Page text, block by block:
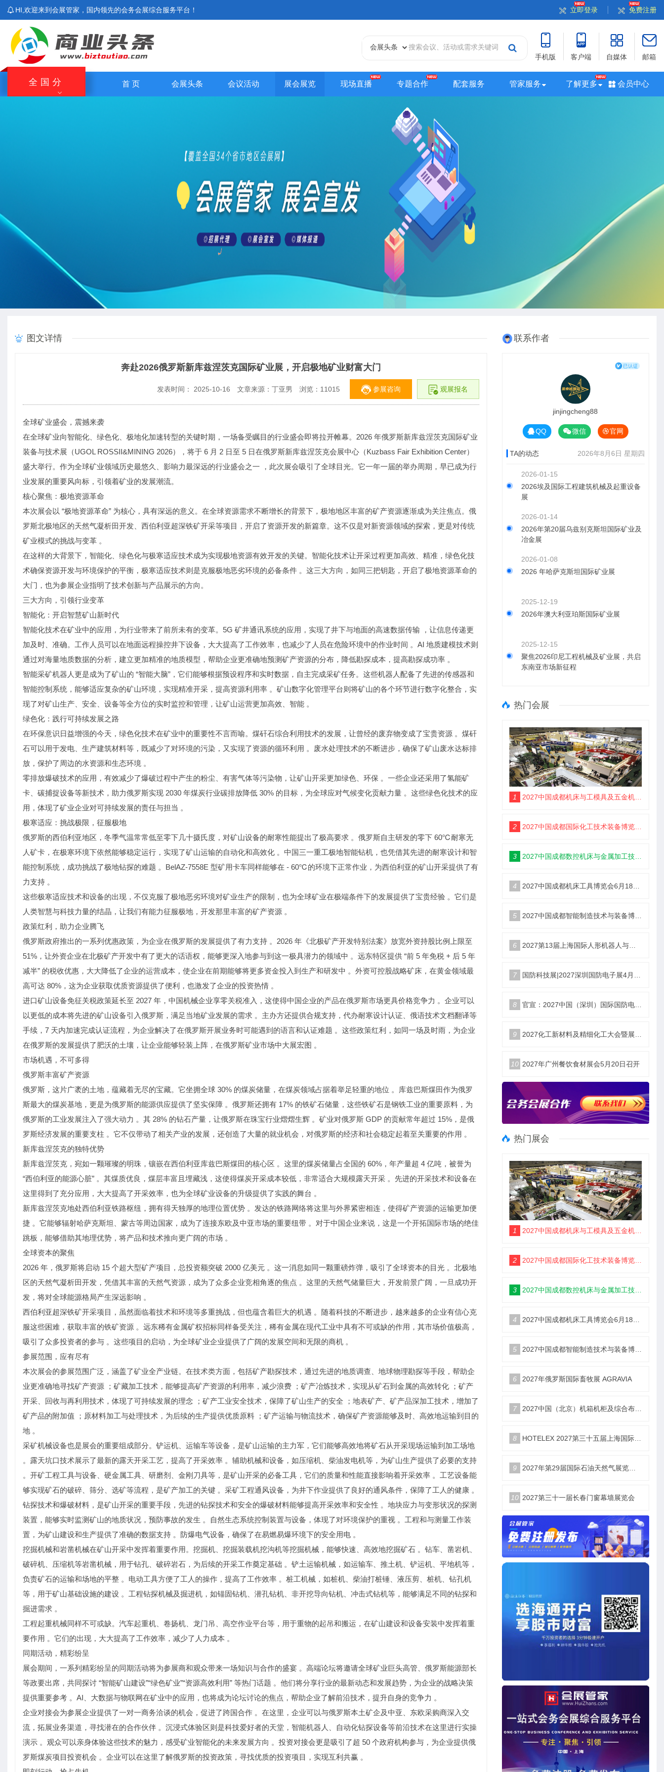
HI,欢迎来到会展管家，国内领先的会务会展综合服务平台！ 立即登录 免费注册
手机版 客户端 自媒体 邮箱
全国分 首 页 会展头条 会议活动 展会展览 现场直播 专题合作 配套服务 管家服务 了解更多 会员中心
福建站
江西站 陕西站
台湾站
图文详情
奔赴2026俄罗斯新库兹涅茨克国际矿业展，开启极地矿业财富大门
发表时间： 2025-10-16 文章来源：丁亚男 浏览： 11015 参展咨询 观展报名
全球矿业盛会，震撼来袭
在全球矿业向智能化、绿色化、极地化加速转型的关键时期，一场备受瞩目的行业盛会即将拉开帷幕。2026 年俄罗斯新库兹涅茨克国际矿业
装备与技术展（UGOL ROSSII&MINING 2026），将于 6 月 2 日至 5 日在俄罗斯新库兹涅茨克会展中心（Kuzbass Fair Exhibition Center）
盛大举行。作为全球矿业领域历史最悠久、影响力最深远的行业盛会之一 ，此次展会吸引了全球目光。它一年一届的举办周期，早已成为行
业发展的重要风向标，引领着矿业的发展潮流。
核心聚焦：极地资源革命
本次展会以 “极地资源革命” 为核心，具有深远的意义。在全球资源需求不断增长的背景下，极地地区丰富的矿产资源逐渐成为关注焦点。俄
罗斯北极地区的天然气凝析田开发、西伯利亚超深铁矿开采等项目，开启了资源开发的新篇章。这不仅是对新资源领域的探索，更是对传统
矿业模式的挑战与变革 。
在这样的大背景下，智能化、绿色化与极寒适应技术成为实现极地资源有效开发的关键。智能化技术让开采过程更加高效、精准，绿色化技
术确保资源开发与环境保护的平衡，极寒适应技术则是克服极地恶劣环境的必备条件 。这三大方向，如同三把钥匙，开启了极地资源革命的
大门，也为参展企业指明了技术创新与产品展示的方向。
三大方向，引领行业变革
智能化：开启智慧矿山新时代
智能化技术在矿业中的应用，为行业带来了前所未有的变革。5G 矿井通讯系统的应用，实现了井下与地面的高速数据传输 ，让信息传递更
加及时、准确。工作人员可以在地面远程操控井下设备，大大提高了工作效率，也减少了人员在危险环境中的作业时间 。AI 地质建模技术则
通过对海量地质数据的分析，建立更加精准的地质模型，帮助企业更准确地预测矿产资源的分布，降低勘探成本，提高勘探成功率 。
智能采矿机器人更是成为了矿山的 “智能大脑”，它们能够根据预设程序和实时数据，自主完成采矿任务。这些机器人配备了先进的传感器和
智能控制系统，能够适应复杂的矿山环境，实现精准开采，提高资源利用率 。矿山数字化管理平台则将矿山的各个环节进行数字化整合，实
现了对矿山生产、安全、设备等全方位的实时监控和管理，让矿山运营更加高效、智能 。
绿色化：践行可持续发展之路
在环保意识日益增强的今天，绿色化技术在矿业中的重要性不言而喻。煤矸石综合利用技术的发展，让曾经的废弃物变成了宝贵资源 。煤矸
石可以用于发电、生产建筑材料等，既减少了对环境的污染，又实现了资源的循环利用 。废水处理技术的不断进步，确保了矿山废水达标排
放，保护了周边的水资源和生态环境 。
零排放爆破技术的应用，有效减少了爆破过程中产生的粉尘、有害气体等污染物，让矿山开采更加绿色、环保 。一些企业还采用了氢能矿
卡、碳捕捉设备等新技术，助力俄罗斯实现 2030 年煤炭行业碳排放降低 30% 的目标，为全球应对气候变化贡献力量 。这些绿色化技术的应
用，体现了矿业企业对可持续发展的责任与担当 。
极寒适应：挑战极限，征服极地
俄罗斯的西伯利亚地区，冬季气温常常低至零下几十摄氏度，对矿山设备的耐寒性能提出了极高要求 。俄罗斯自主研发的零下 60℃耐寒无
人矿卡，在极寒环境下依然能够稳定运行，实现了矿山运输的自动化和高效化 。中国三一重工极地智能钻机，也凭借其先进的耐寒设计和智
能控制系统，成功挑战了极地钻探的难题 。BelAZ-7558E 型矿用卡车同样能够在 - 60℃的环境下正常作业，为西伯利亚的矿山开采提供了有
力支持 。
这些极寒适应技术和设备的出现，不仅克服了极地恶劣环境对矿业生产的限制，也为全球矿业在极端条件下的发展提供了宝贵经验 。它们是
人类智慧与科技力量的结晶，让我们有能力征服极地，开发那里丰富的矿产资源 。
政策红利，助力企业腾飞
俄罗斯政府推出的一系列优惠政策，为企业在俄罗斯的发展提供了有力支持 。2026 年《北极矿产开发特别法案》放宽外资持股比例上限至
51%，让外资企业在北极矿产开发中有了更大的话语权，能够更深入地参与到这一极具潜力的领域中 。远东特区提供 “前 5 年免税 + 后 5 年
减半” 的税收优惠，大大降低了企业的运营成本，使企业在前期能够将更多资金投入到生产和研发中 。外资可控股战略矿床，在黄金领域最
高可达 80%，这为企业获取优质资源提供了便利，也激发了企业的投资热情 。
进口矿山设备免征关税政策延长至 2027 年，中国机械企业享零关税准入，这使得中国企业的产品在俄罗斯市场更具价格竞争力 。企业可以
以更低的成本将先进的矿山设备引入俄罗斯，满足当地矿业发展的需求 。主办方还提供合规支持，代办耐寒设计认证、俄语技术文档翻译等
手续，7 天内加速完成认证流程，为企业解决了在俄罗斯开展业务时可能遇到的语言和认证难题 。这些政策红利，如同一场及时雨，为企业
在俄罗斯的发展提供了肥沃的土壤，让企业能够轻装上阵，在俄罗斯矿业市场中大展宏图 。
市场机遇，不可多得
俄罗斯丰富矿产资源
俄罗斯，这片广袤的土地，蕴藏着无尽的宝藏。它坐拥全球 30% 的煤炭储量，在煤炭领域占据着举足轻重的地位 。库兹巴斯煤田作为俄罗
斯最大的煤炭基地，更是为俄罗斯的能源供应提供了坚实保障 。俄罗斯还拥有 17% 的铁矿石储量，这些铁矿石是钢铁工业的重要原料，为
俄罗斯的工业发展注入了强大动力 。其 28% 的钻石产量，让俄罗斯在珠宝行业熠熠生辉 。矿业对俄罗斯 GDP 的贡献常年超过 15%，是俄
罗斯经济发展的重要支柱 。它不仅带动了相关产业的发展，还创造了大量的就业机会，对俄罗斯的经济和社会稳定起着至关重要的作用 。
新库兹涅茨克的独特优势
新库兹涅茨克，宛如一颗璀璨的明珠，镶嵌在西伯利亚库兹巴斯煤田的核心区 。这里的煤炭储量占全国的 60%，年产量超 4 亿吨，被誉为
“西伯利亚的能源心脏” 。其煤质优良，煤层丰富且埋藏浅，这使得煤炭开采成本较低，非常适合大规模露天开采 。先进的开采技术和设备在
这里得到了充分应用，大大提高了开采效率，也为全球矿业设备的升级提供了实践的舞台 。
新库兹涅茨克地处西伯利亚铁路枢纽，拥有得天独厚的地理位置优势 。发达的铁路网络将这里与外界紧密相连，使得矿产资源的运输更加便
捷 。它能够辐射哈萨克斯坦、蒙古等周边国家，成为了连接东欧及中亚市场的重要纽带 。对于中国企业来说，这是一个开拓国际市场的绝佳
跳板，能够借助其地理优势，将产品和技术推向更广阔的市场 。
全球资本的聚焦
2026 年，俄罗斯将启动 15 个超大型矿产项目，总投资额突破 2000 亿美元 。这一消息如同一颗重磅炸弹，吸引了全球资本的目光 。北极地
区的天然气凝析田开发，凭借其丰富的天然气资源，成为了众多企业竞相角逐的焦点 。这里的天然气储量巨大，开发前景广阔，一旦成功开
发，将对全球能源格局产生深远影响 。
西伯利亚超深铁矿开采项目，虽然面临着技术和环境等多重挑战，但也蕴含着巨大的机遇 。随着科技的不断进步，越来越多的企业有信心克
服这些困难，获取丰富的铁矿资源 。远东稀有金属矿权招标同样备受关注，稀有金属在现代工业中具有不可或缺的作用，其市场价值极高，
吸引了众多投资者的参与 。这些项目的启动，为全球矿业企业提供了广阔的发展空间和无限的商机 。
参展范围，应有尽有
本次展会的参展范围广泛，涵盖了矿业全产业链。在技术类方面，包括矿产勘探技术，通过先进的地质调查、地球物理勘探等手段，帮助企
业更准确地寻找矿产资源 ；矿藏加工技术，能够提高矿产资源的利用率，减少浪费 ；矿产冶炼技术，实现从矿石到金属的高效转化 ；矿产
开采、回收与再利用技术，体现了可持续发展的理念 ；矿产工业安全技术，保障了矿山生产的安全 ；地表矿产、矿产品深加工技术，增加了
矿产品的附加值 ；原材料加工与处理技术，为后续的生产提供优质原料 ；矿产运输与物流技术，确保矿产资源能够及时、高效地运输到目的
地 。
采矿机械设备也是展会的重要组成部分。铲运机、运输车等设备，是矿山运输的主力军，它们能够高效地将矿石从开采现场运输到加工场地
。露天坑口技术展示了最新的露天开采工艺，提高了开采效率 。辅助机械和设备，如压缩机、柴油发电机等，为矿山生产提供了必要的支持
。开矿工程工具与设备、硬金属工具、研磨剂、金刚刀具等，是矿山开采的必备工具，它们的质量和性能直接影响着开采效率 。工艺设备能
够实现矿石的破碎、筛分、选矿等流程，是矿产加工的关键 。采矿工程通风设备，为井下作业提供了良好的通风条件，保障了工人的健康 。
钻探技术和爆破材料，是矿山开采的重要手段，先进的钻探技术和安全的爆破材料能够提高开采效率和安全性 。地块应力与变形状况的探测
装置，能够实时监测矿山的地质状况，预防事故的发生 。自然生态系统控制装置与设备，体现了对环境保护的重视 。工程和与测量工作装
置，为矿山建设和生产提供了准确的数据支持 。防爆电气设备，确保了在易燃易爆环境下的安全用电 。
挖掘机械和岩凿机械在矿山开采中发挥着重要作用。挖掘机、挖掘装载机挖沟机等挖掘机械，能够快速、高效地挖掘矿石 。钻车、凿岩机、
破碎机、压缩机等岩凿机械，用于钻孔、破碎岩石，为后续的开采工作奠定基础 。铲土运输机械，如运输车、推土机、铲运机、平地机等，
负责矿石的运输和场地的平整 。电动工具方便了工人的操作，提高了工作效率 。桩工机械，如桩机、柴油打桩锤、液压剪、桩机、钻孔机
等，用于矿山基础设施的建设 。工程钻探机械及掘进机，如锚固钻机、潜孔钻机、非开挖导向钻机、冲击式钻机等，能够满足不同的钻探和
掘进需求 。
工程起重机械同样不可或缺。汽车起重机、卷扬机、龙门吊、高空作业平台等，用于重物的起吊和搬运，在矿山建设和设备安装中发挥着重
要作用 。它们的出现，大大提高了工作效率，减少了人力成本 。
同期活动，精彩纷呈
展会期间，一系列精彩纷呈的同期活动将为参展商和观众带来一场知识与合作的盛宴 。高端论坛将邀请全球矿业巨头高管、俄罗斯能源部长
等政要出席，共同探讨 “智能矿山建设”“绿色矿业”“资源高效利用” 等热门话题 。他们将分享行业的最新动态和发展趋势，为企业的战略决策
提供重要参考 。AI、大数据与物联网在矿业中的应用，也将成为论坛讨论的焦点，帮助企业了解前沿技术，提升自身的竞争力 。
企业对接会为参展企业提供了一对一商务洽谈的机会，促进了跨国合作 。在这里，企业可以与俄罗斯本土矿企及中亚、东欧采购商深入交
流，拓展业务渠道，寻找潜在的合作伙伴 。沉浸式体验区则是科技爱好者的天堂，智能机器人、自动化钻探设备等前沿技术在这里进行实操
演示 。观众可以亲身体验这些技术的魅力，感受矿业智能化的未来发展方向 。投资对接会更是吸引了超 50 个政府机构参与，为企业提供俄
罗斯煤炭项目投资机会 。企业可以在这里了解俄罗斯的投资政策，寻找优质的投资项目，实现互利共赢 。
联系作者
jinjingcheng88
QQ 微信 官网
TA的动态 2026年8月6日 星期四
2026-01-15
2026埃及国际工程建筑机械及起重设备
展
2026-01-14
2026年第20届乌兹别克斯坦国际矿业及
冶金展
2026-01-08
2026 年哈萨克斯坦国际矿业展
2025-12-19
2026年澳大利亚珀斯国际矿业展
2025-12-15
聚焦2026印尼工程机械及矿业展，共启
东南亚市场新征程
热门会展
1 2027中国成都机床与工模具及五金机电博览会6月18举办
2 2027中国成都国际化工技术装备博览会6月18举办
3 2027中国成都数控机床与金属加工技术装备博览会6月18举办
4 2027中国成都机床工具博览会6月18举办
5 2027中国成都智能制造技术与装备博览会6月18举办
6 2027第13届上海国际人形机器人与供应链生态展览会暨峰会
7 国防科技展|2027深圳国防电子展4月9日启幕
8 官宣：2027中国（深圳）国际国防电子博览会
9 2027化工新材料及精细化工大会暨展览会定档苏州
10 2027年广州餐饮食材展会5月20日召开
热门展会
1 2027中国成都机床与工模具及五金机电博览会6月18举办
2 2027中国成都国际化工技术装备博览会6月18举办
3 2027中国成都数控机床与金属加工技术装备博览会6月18举办
4 2027中国成都机床工具博览会6月18举办
5 2027中国成都智能制造技术与装备博览会6月18举办
6 2027年俄罗斯国际畜牧展 AGRAVIA
7 2027中国（北京）机箱机柜及综合布线数据中心设施展览会
8 HOTELEX 2027第三十五届上海国际酒店及餐饮设备、桌面用品、食品饮料、咖啡茶饮、烘焙冰淇淋、轻餐美酒、食品机械、食品餐饮包装及机械、连锁加盟博览会展位火热销售中！
9 2027年第29届国际石油天然气展览会暨会议（OGU）
10 2027第三十一届长春门窗幕墙展览会